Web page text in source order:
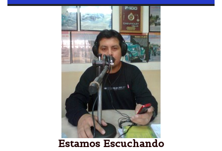
Estamos Escuchando